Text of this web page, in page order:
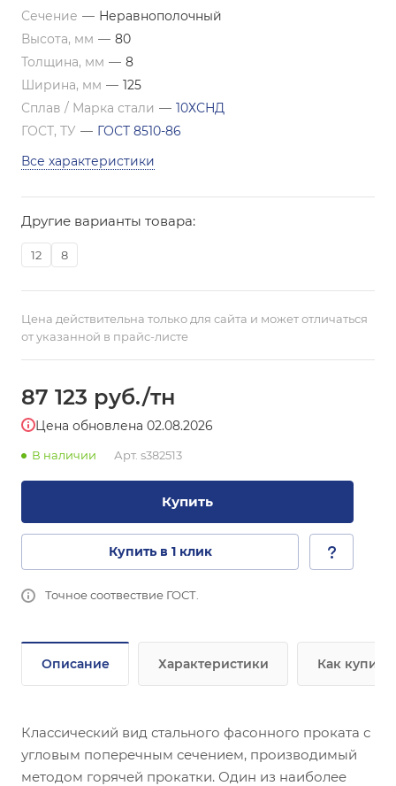
Сечение — Неравнополочный
Высота, мм — 80
Толщина, мм — 8
Ширина, мм — 125
Сплав / Марка стали — 10ХСНД
ГОСТ, ТУ — ГОСТ 8510-86
Все характеристики
Другие варианты товара:
12 8
Цена действительна только для сайта и может отличаться
от указанной в прайс-листе
87 123 руб./тн
Цена обновлена 02.08.2026
В наличии Арт. s382513
Купить
Купить в 1 клик
Точное соотвествие ГОСТ.
Описание Характеристики Как купить
Классический вид стального фасонного проката с
угловым поперечным сечением, производимый
методом горячей прокатки. Один из наиболее